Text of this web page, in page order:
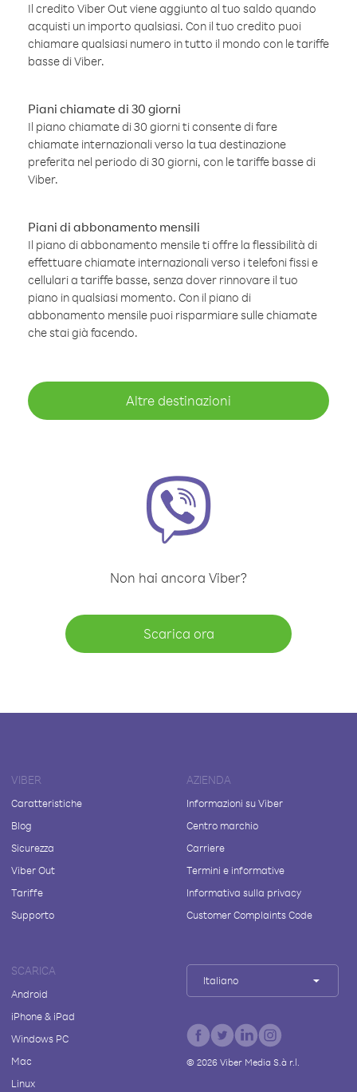
Il credito Viber Out viene aggiunto al tuo saldo quando
acquisti un importo qualsiasi. Con il tuo credito puoi
chiamare qualsiasi numero in tutto il mondo con le tariffe
basse di Viber.
Piani chiamate di 30 giorni
Il piano chiamate di 30 giorni ti consente di fare
chiamate internazionali verso la tua destinazione
preferita nel periodo di 30 giorni, con le tariffe basse di
Viber.
Piani di abbonamento mensili
Il piano di abbonamento mensile ti offre la flessibilità di
effettuare chiamate internazionali verso i telefoni fissi e
cellulari a tariffe basse, senza dover rinnovare il tuo
piano in qualsiasi momento. Con il piano di
abbonamento mensile puoi risparmiare sulle chiamate
che stai già facendo.
Altre destinazioni
Non hai ancora Viber?
Scarica ora
VIBER
Caratteristiche
Blog
Sicurezza
Viber Out
Tariffe
Supporto
AZIENDA
Informazioni su Viber
Centro marchio
Carriere
Termini e informative
Informativa sulla privacy
Customer Complaints Code
SCARICA
Android
iPhone & iPad
Windows PC
Mac
Linux
Italiano
© 2026Viber Media S.à r.l.